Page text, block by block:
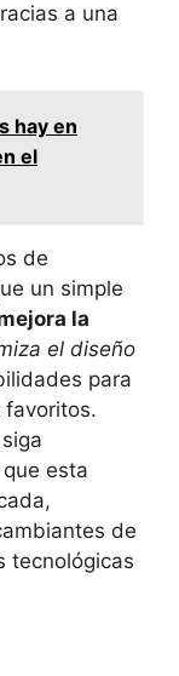
a una
hay en
el
de
un simple
la
el diseño
para
favoritos.
esta
de
tecnológicas